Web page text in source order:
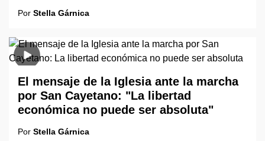
Por Stella Gárnica
El mensaje de la Iglesia ante la marcha
por San Cayetano: "La libertad
económica no puede ser absoluta"
Por Stella Gárnica